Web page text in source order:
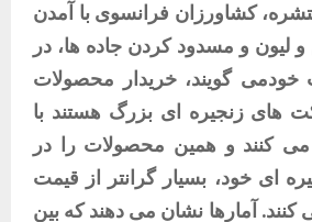
کشاورزان فرانسوی با آمدن
و لیون و مسدود کردن جاده ها، در
گویند، خریدار محصولات
های زنجیره ای بزرگ هستند با
می کنند و همین محصولات را در
ای خود، بسیار گرانتر از قیمت
کنند. آمارها نشان می دهند که بین